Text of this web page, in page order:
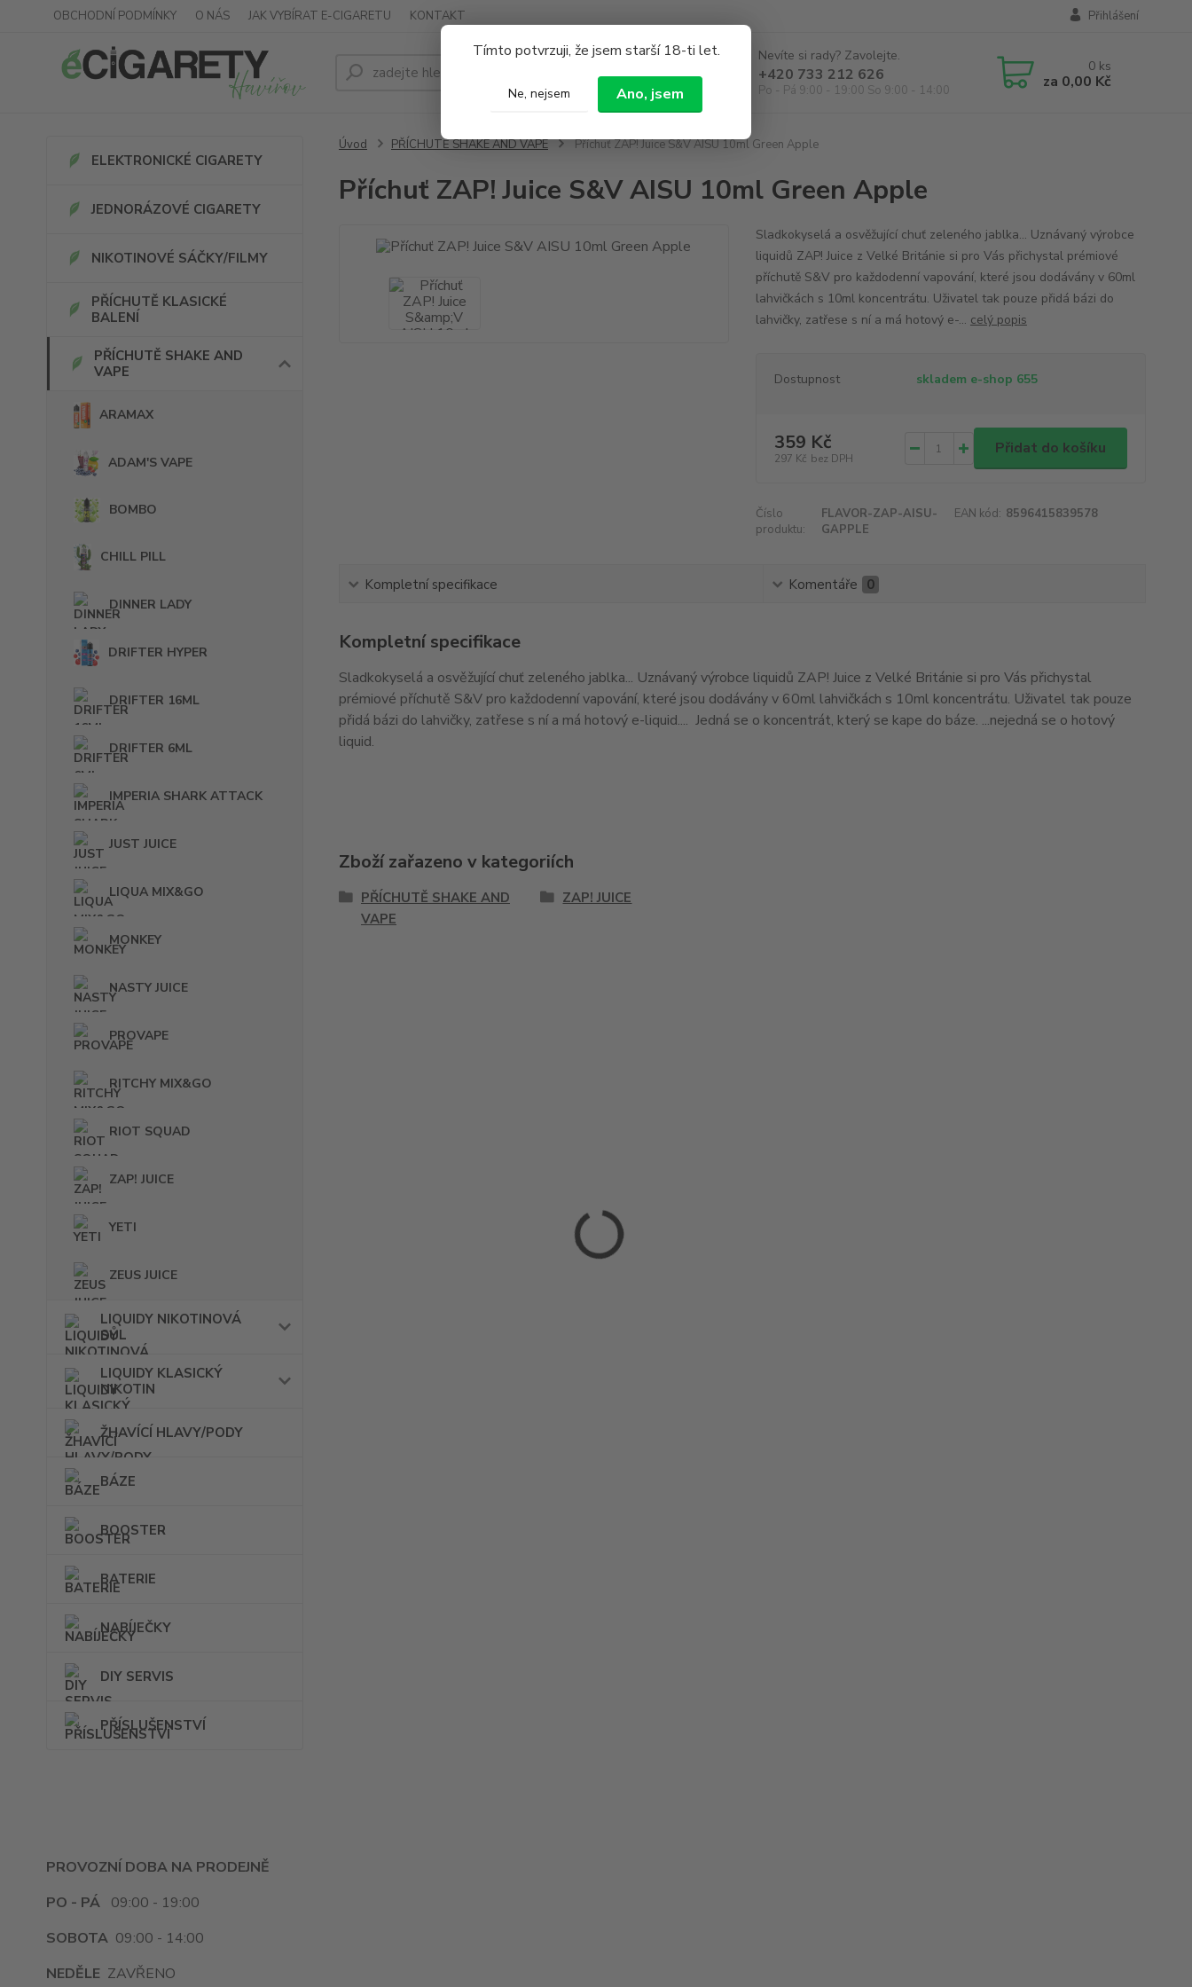
Tímto potvrzuji, že jsem starší 18-ti let.
Ne, nejsem Ano, jsem
OBCHODNÍ PODMÍNKY O NÁS JAK VYBÍRAT E-CIGARETU KONTAKT Přihlášení
Hledat
Nevíte si rady? Zavolejte.
+420 733 212 626
Po - Pá 9:00 - 19:00 So 9:00 - 14:00
0 ks
za 0,00 Kč
ELEKTRONICKÉ CIGARETY
JEDNORÁZOVÉ CIGARETY
NIKOTINOVÉ SÁČKY/FILMY
PŘÍCHUTĚ KLASICKÉ
BALENÍ
PŘÍCHUTĚ SHAKE AND
VAPE
ARAMAX
ADAM'S VAPE
BOMBO
CHILL PILL
DINNER LADY
DRIFTER HYPER
DRIFTER 16ML
DRIFTER 6ML
IMPERIA SHARK ATTACK
JUST JUICE
LIQUA MIX&GO
MONKEY
NASTY JUICE
PROVAPE
RITCHY MIX&GO
RIOT SQUAD
ZAP! JUICE
YETI
ZEUS JUICE
LIQUIDY NIKOTINOVÁ
SŮL
LIQUIDY KLASICKÝ
NIKOTIN
ŽHAVÍCÍ HLAVY/PODY
BÁZE
BOOSTER
BATERIE
NABÍJEČKY
DIY SERVIS
PŘÍSLUŠENSTVÍ
PROVOZNÍ DOBA NA PRODEJNĚ
PO - PÁ 09:00 - 19:00
SOBOTA 09:00 - 14:00
NEDĚLE ZAVŘENO
Úvod PŘÍCHUTĚ SHAKE AND VAPE Příchuť ZAP! Juice S&V AISU 10ml Green Apple
Příchuť ZAP! Juice S&V AISU 10ml Green Apple
Sladkokyselá a osvěžující chuť zeleného jablka... Uznávaný výrobce
liquidů ZAP! Juice z Velké Británie si pro Vás přichystal prémiové
příchutě S&V pro každodenní vapování, které jsou dodávány v 60ml
lahvičkách s 10ml koncentrátu. Uživatel tak pouze přidá bázi do
lahvičky, zatřese s ní a má hotový e-... celý popis
Dostupnost skladem e-shop 655
359 Kč
297 Kč bez DPH
Přidat do košíku
Číslo
produktu:
FLAVOR-ZAP-AISU-
GAPPLE
EAN kód: 8596415839578
Kompletní specifikace Komentáře 0
Kompletní specifikace
Sladkokyselá a osvěžující chuť zeleného jablka... Uznávaný výrobce liquidů ZAP! Juice z Velké Británie si pro Vás přichystal
prémiové příchutě S&V pro každodenní vapování, které jsou dodávány v 60ml lahvičkách s 10ml koncentrátu. Uživatel tak pouze
přidá bázi do lahvičky, zatřese s ní a má hotový e-liquid.... Jedná se o koncentrát, který se kape do báze. ...nejedná se o hotový
liquid.
Zboží zařazeno v kategoriích
PŘÍCHUTĚ SHAKE AND
VAPE
ZAP! JUICE